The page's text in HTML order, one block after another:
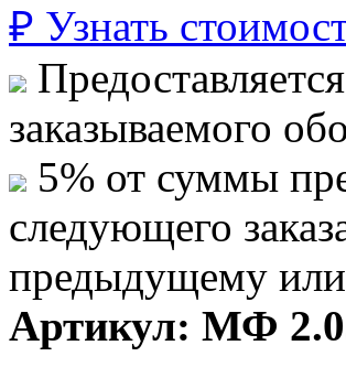
₽ Узнать
заказываемого
5% от суммы
следующего
предыдущему
Артикул: МФ